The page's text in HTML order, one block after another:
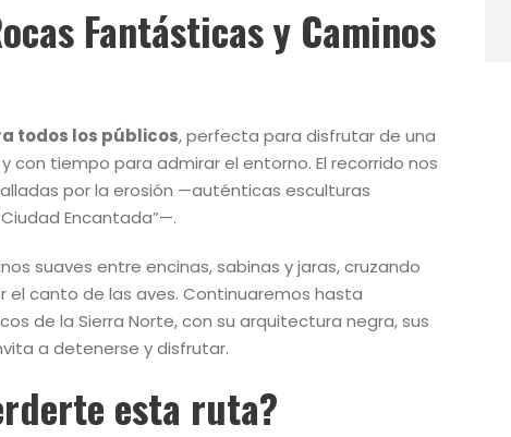
Fantásticas y Caminos
todos los públicos, perfecta para disfrutar de una
con tiempo para admirar el entorno. El recorrido nos
por la erosión —auténticas esculturas
Encantada”—.
suaves entre encinas, sabinas y jaras, cruzando
el canto de las aves. Continuaremos hasta
de la Sierra Norte, con su arquitectura negra, sus
a detenerse y disfrutar.
esta ruta?